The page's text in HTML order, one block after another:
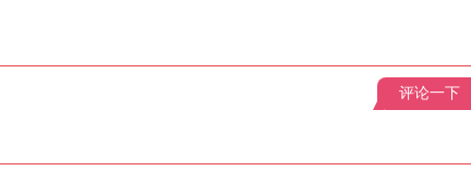
评论一下